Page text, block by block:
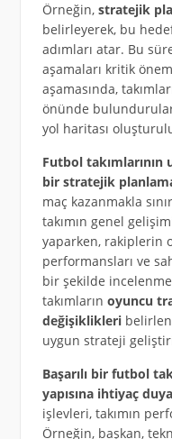
Örneğin, stratejik
belirleyerek, bu
adımları atar. Bu
aşamaları kritik
aşamasında,
önünde
yol haritası
Futbol takımlarının
bir stratejik
maç kazanmakla
takımın genel
yaparken, rakiplerin
performansları ve
bir şekilde
takımların oyuncu
değişiklikleri
uygun strateji
Başarılı bir futbol
yapısına ihtiyaç
işlevleri, takımın
Örneğin, başkan,